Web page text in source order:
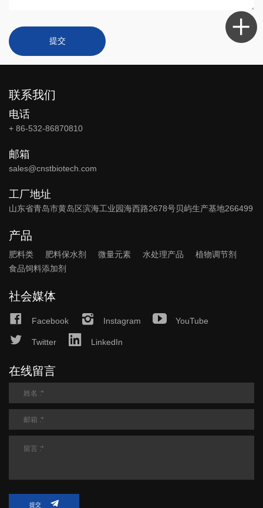
提交
联系我们
电话
+ 86-532-86870810
邮箱
sales@cnstbiotech.com
工厂地址
山东省青岛市黄岛区滨海工业园海西路2678号贝屿生产基地266499
产品
肥料类 肥料保水剂 微量元素 水处理产品
植物调节剂
食品饲料添加剂
社会媒体
Facebook Instagram YouTube
Twitter LinkedIn
在线留言
提交